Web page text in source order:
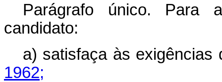
Parágrafo único. Para
candidato:
a) satisfaça às exigências
1962;